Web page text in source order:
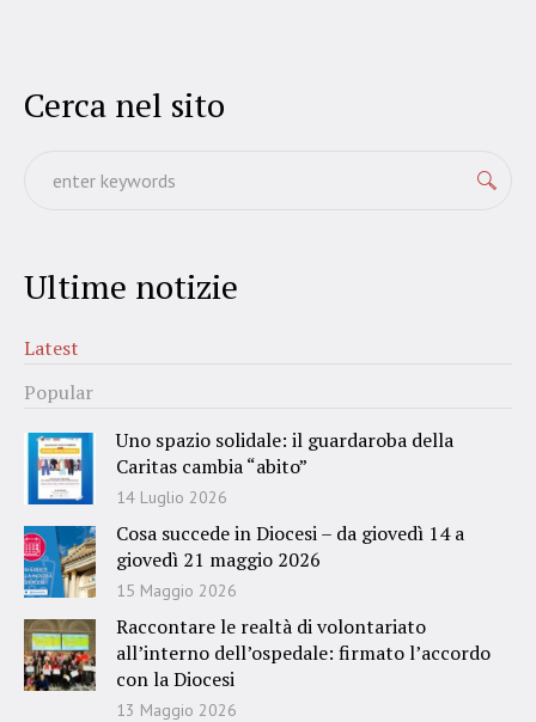
Cerca nel sito
Ultime notizie
Latest
Popular
Uno spazio solidale: il guardaroba della
Caritas cambia “abito”
14 Luglio 2026
Cosa succede in Diocesi – da giovedì 14 a
giovedì 21 maggio 2026
15 Maggio 2026
Raccontare le realtà di volontariato
all’interno dell’ospedale: firmato l’accordo
con la Diocesi
13 Maggio 2026